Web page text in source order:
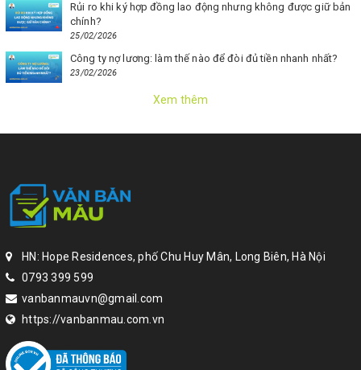
Rủi ro khi ký hợp đồng lao động nhưng không được giữ bản
chính?
25/02/2026
Công ty nợ lương: làm thế nào để đòi đủ tiền nhanh nhất?
23/02/2026
Xem thêm
HN: Hope Residences, phố Chu Huy Mân, Long Biên, Hà Nội
0793 399 599
vanbanmauvn@gmail.com
https://vanbanmau.com.vn